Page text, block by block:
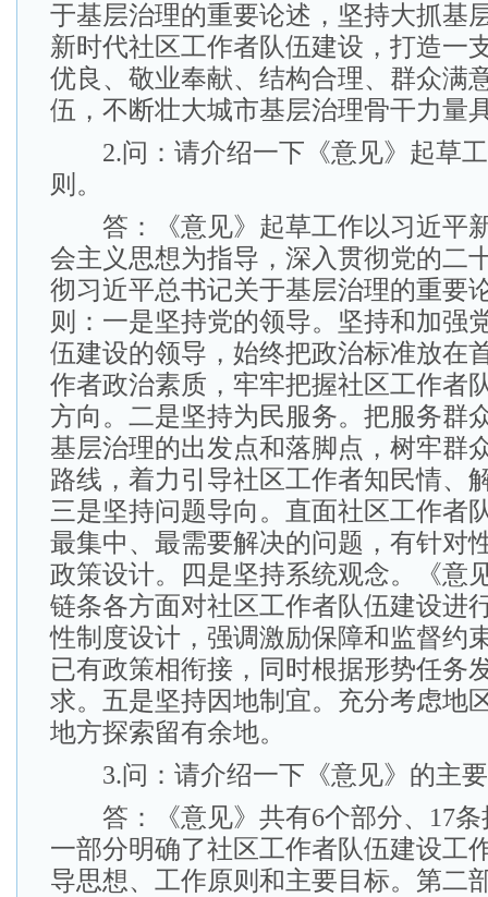
于基层治理的重要论述，坚持大抓基
新时代社区工作者队伍建设，打造一
优良、敬业奉献、结构合理、群众满
伍，不断壮大城市基层治理骨干力量
2.问：请介绍一下《意见》起草工
则。
答：《意见》起草工作以习近平
会主义思想为指导，深入贯彻党的二
彻习近平总书记关于基层治理的重要
则：一是坚持党的领导。坚持和加强
伍建设的领导，始终把政治标准放在
作者政治素质，牢牢把握社区工作者
方向。二是坚持为民服务。把服务群
基层治理的出发点和落脚点，树牢群
路线，着力引导社区工作者知民情、
三是坚持问题导向。直面社区工作者
最集中、最需要解决的问题，有针对
政策设计。四是坚持系统观念。《意
链条各方面对社区工作者队伍建设进
性制度设计，强调激励保障和监督约
已有政策相衔接，同时根据形势任务
求。五是坚持因地制宜。充分考虑地
地方探索留有余地。
3.问：请介绍一下《意见》的主要
答：《意见》共有6个部分、17条
一部分明确了社区工作者队伍建设工
导思想、工作原则和主要目标。第二